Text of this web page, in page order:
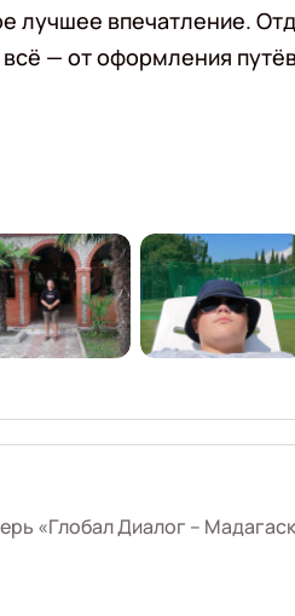
лучшее впечатление.
— от оформления
«Глобал Диалог –